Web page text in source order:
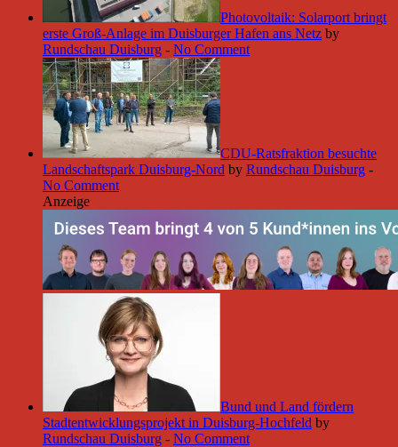
Photovoltaik: Solarport bringt
erste Groß-Anlage im Duisburger Hafen ans Netz by
Rundschau Duisburg - No Comment
CDU-Ratsfraktion besuchte
Landschaftspark Duisburg-Nord by Rundschau Duisburg -
No Comment
Anzeige
Bund und Land fördern
Stadtentwicklungsprojekt in Duisburg-Hochfeld by
Rundschau Duisburg - No Comment